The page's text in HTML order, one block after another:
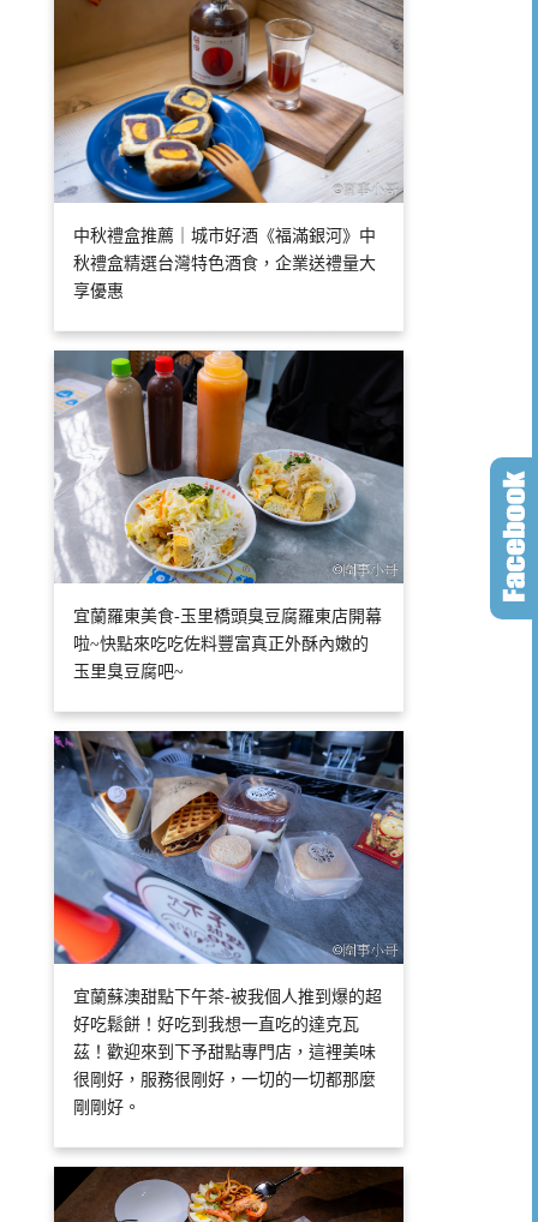
中秋禮盒推薦｜城市好酒《福滿銀河》中
秋禮盒精選台灣特色酒食，企業送禮量大
享優惠
宜蘭羅東美食-玉里橋頭臭豆腐羅東店開幕
啦~快點來吃吃佐料豐富真正外酥內嫩的
玉里臭豆腐吧~
宜蘭蘇澳甜點下午茶-被我個人推到爆的超
好吃鬆餅！好吃到我想一直吃的達克瓦
茲！歡迎來到下予甜點專門店，這裡美味
很剛好，服務很剛好，一切的一切都那麼
剛剛好。